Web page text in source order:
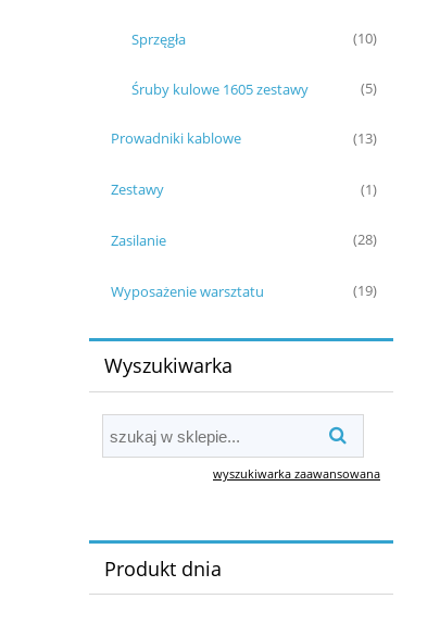
Sprzęgła (10)
Śruby kulowe 1605 zestawy (5)
Prowadniki kablowe (13)
Zestawy (1)
Zasilanie (28)
Wyposażenie warsztatu (19)
Wyszukiwarka
wyszukiwarka zaawansowana
Produkt dnia